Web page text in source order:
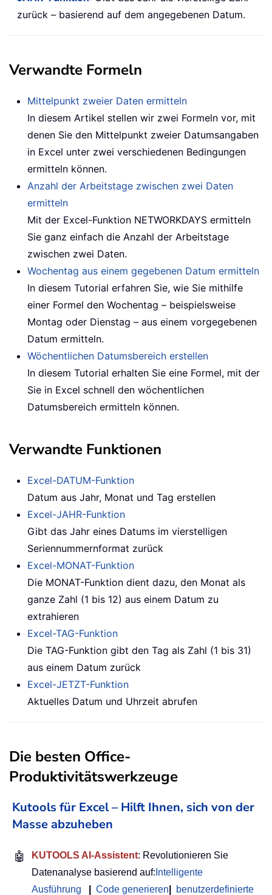
zurück – basierend auf dem angegebenen Datum.
Verwandte Formeln
Mittelpunkt zweier Daten ermitteln
In diesem Artikel stellen wir zwei Formeln vor, mit
denen Sie den Mittelpunkt zweier Datumsangaben
in Excel unter zwei verschiedenen Bedingungen
ermitteln können.
Anzahl der Arbeitstage zwischen zwei Daten
ermitteln
Mit der Excel-Funktion NETWORKDAYS ermitteln
Sie ganz einfach die Anzahl der Arbeitstage
zwischen zwei Daten.
Wochentag aus einem gegebenen Datum ermitteln
In diesem Tutorial erfahren Sie, wie Sie mithilfe
einer Formel den Wochentag – beispielsweise
Montag oder Dienstag – aus einem vorgegebenen
Datum ermitteln.
Wöchentlichen Datumsbereich erstellen
In diesem Tutorial erhalten Sie eine Formel, mit der
Sie in Excel schnell den wöchentlichen
Datumsbereich ermitteln können.
Verwandte Funktionen
Excel-DATUM-Funktion
Datum aus Jahr, Monat und Tag erstellen
Excel-JAHR-Funktion
Gibt das Jahr eines Datums im vierstelligen
Seriennummernformat zurück
Excel-MONAT-Funktion
Die MONAT-Funktion dient dazu, den Monat als
ganze Zahl (1 bis 12) aus einem Datum zu
extrahieren
Excel-TAG-Funktion
Die TAG-Funktion gibt den Tag als Zahl (1 bis 31)
aus einem Datum zurück
Excel-JETZT-Funktion
Aktuelles Datum und Uhrzeit abrufen
Die besten Office-
Produktivitätswerkzeuge
Kutools für Excel – Hilft Ihnen, sich von der
Masse abzuheben
🤖 KUTOOLS AI-Assistent: Revolutionieren Sie
Datenanalyse basierend auf: Intelligente
Ausführung
Code generieren
benutzerdefinierte